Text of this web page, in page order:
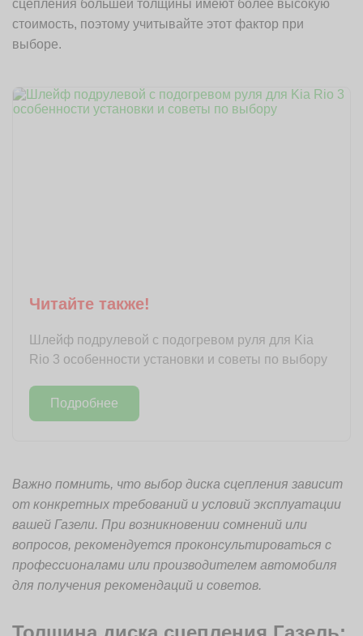
сцепления большей толщины имеют более высокую
стоимость, поэтому учитывайте этот фактор при
выборе.
Читайте также!
Шлейф подрулевой с подогревом руля для Kia
Rio 3 особенности установки и советы по выбору
Подробнее
Важно помнить, что выбор диска сцепления зависит
от конкретных требований и условий эксплуатации
вашей Газели. При возникновении сомнений или
вопросов, рекомендуется проконсультироваться с
профессионалами или производителем автомобиля
для получения рекомендаций и советов.